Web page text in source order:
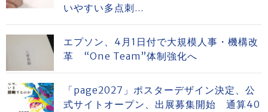
いやすい多点刺...
エプソン、4月1日付で大規模人事・機構改
革 “One Team”体制強化へ
「page2027」ポスターデザイン決定、公
式サイトオープン、出展募集開始 通算40